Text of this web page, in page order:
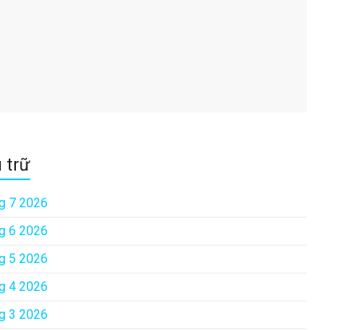
trữ
7 2026
6 2026
5 2026
4 2026
3 2026